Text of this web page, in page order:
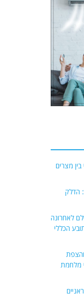
מצרים
הדלק
לאחרונה
הכללי
מלחמת